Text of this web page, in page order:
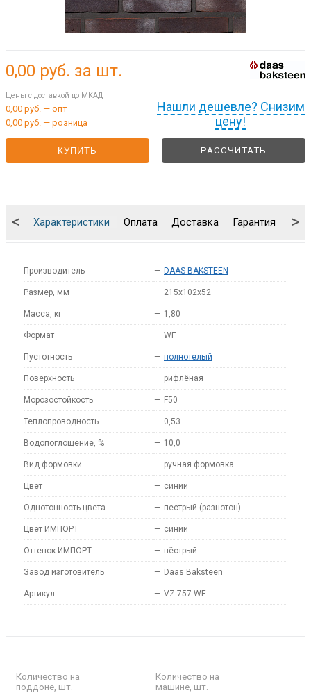
Нашли дешевле? Снизим
цену!
0,00 руб. за шт.
Цены с доставкой до МКАД
0,00 руб. — опт
0,00 руб. — розница
КУПИТЬ РАССЧИТАТЬ
Характеристики Оплата Доставка Гарантия
< >
Производитель — DAAS BAKSTEEN
Размер, мм — 215x102x52
Масса, кг — 1,80
Формат — WF
Пустотность — полнотелый
Поверхность — рифлёная
Морозостойкость — F50
Теплопроводность — 0,53
Водопоглощение, % — 10,0
Вид формовки — ручная формовка
Цвет — синий
Однотонность цвета — пестрый (разнотон)
Цвет ИМПОРТ — синий
Оттенок ИМПОРТ — пёстрый
Завод изготовитель — Daas Baksteen
Артикул — VZ 757 WF
Количество на
поддоне, шт.
Количество на
машине, шт.